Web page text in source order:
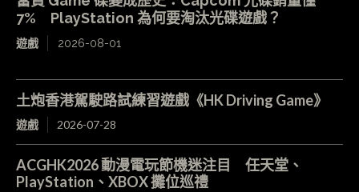
7% PlayStation 為何要淘汰光碟遊戲？
遊戲 2026-08-01
土炮香港駕駛路試練習遊戲《HK Driving Game》
遊戲 2026-07-28
ACGHK2026 動漫電玩節機迷注目 任天堂、
PlayStation、XBOX 攤位巡禮